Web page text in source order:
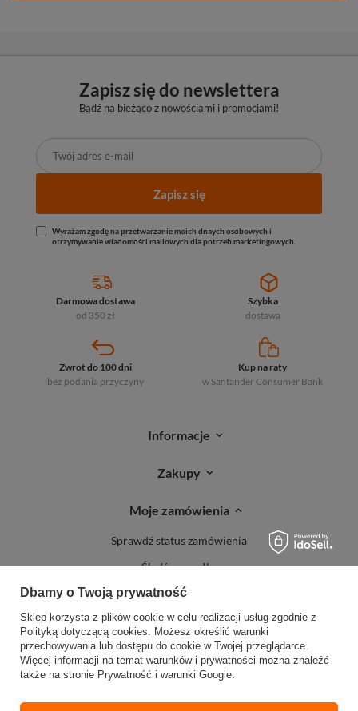
Zapisz się do newslettera
Bądź na bieżąco z nowościami i promocjami!
Zapisz się
Wyrażam zgodę na przetwarzanie moich dnaych osobowych i
otrzymywanie wiadomości mailowych dla potrzeb marketingowych.
Darmowa dostawa
od 350 zł
Szybka
dostawa
Zwrot do 100 dni
bez podania przyczyny
Kup na raty
w Santander Consumer Bank
Informacje
Zakupy
Moje zamówienia
Sprawdź status zamówienia
Śledź przesyłkę
Reklamacje
Zwroty
Dbamy o Twoją prywatność
Sklep korzysta z plików cookie w celu realizacji usług zgodnie z
Polityką dotyczącą cookies. Możesz określić warunki
przechowywania lub dostępu do cookie w Twojej przeglądarce.
Więcej informacji na temat warunków i prywatności można znaleźć
także na stronie Prywatność i warunki Google.